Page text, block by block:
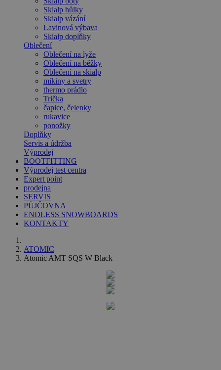
Skialp hůlky
Skialp vázání
Lavinová výbava
Skialp doplňky
Oblečení
Oblečení na lyže
Oblečení na běžky
Oblečení na skialp
mikiny a svetry
thermo prádlo
Trička
čapice, čelenky
rukavice
ponožky
Doplňky
Servis a údržba
Výprodej
BOOTFITTING
Výprodej test centra
Expert point
prodejna
SERVIS
PŮJČOVNA
ENDLESS SNOWBOARDS
KONTAKTY
ATOMIC
Atomic AMT SQS W Black